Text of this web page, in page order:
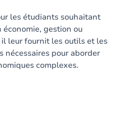
les étudiants souhaitant
gestion ou
leur fournit les outils et les
nécessaires pour aborder
complexes.